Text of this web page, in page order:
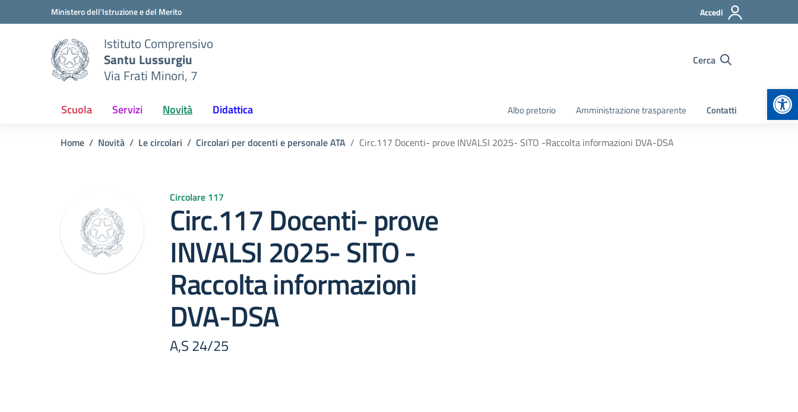
Vai ai contenuti
Vai al menu di navigazioneMinistero dell'Istruzione e del Merito Accedi
Istituto Comprensivo
Santu Lussurgiu
Via Frati Minori, 7
Cerca
Scuola Servizi Novità Didattica Albo pretorio Amministrazione trasparente Contatti
Home Novità Le circolari Circolari per docenti e personale ATA Circ.117 Docenti- prove INVALSI 2025- SITO -Raccolta informazioni DVA-DSA
Circolare 117
Circ.117 Docenti- prove
INVALSI 2025- SITO -
Raccolta informazioni
DVA-DSA
A,S 24/25